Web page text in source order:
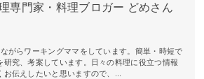
専門家・料理ブロガー どめさん
がらワーキングママをしています。簡単・時短で
研究、考案しています。日々の料理に役立つ情報
お伝えしたいと思いますので、...